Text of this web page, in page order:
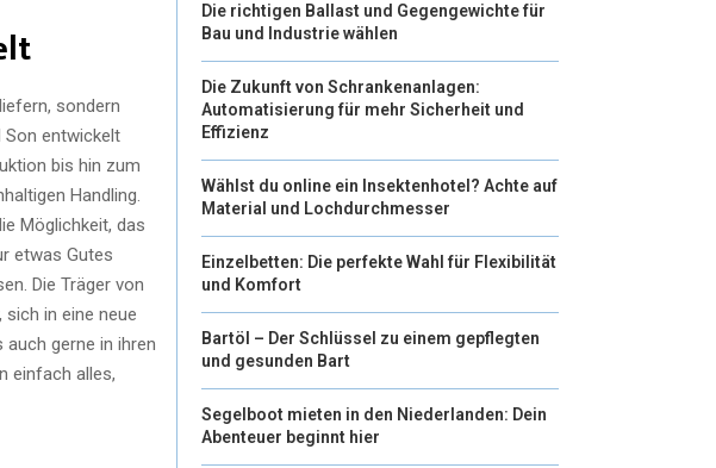
sondern
Son entwickelt
bis hin zum
Handling.
Möglichkeit, das
etwas Gutes
Die Träger von
in eine neue
gerne in ihren
einfach alles,
Die richtigen Ballast und Gegengewichte für
Bau und Industrie wählen
Die Zukunft von Schrankenanlagen:
Automatisierung für mehr Sicherheit und
Effizienz
Wählst du online ein Insektenhotel? Achte auf
Material und Lochdurchmesser
Einzelbetten: Die perfekte Wahl für Flexibilität
und Komfort
Bartöl – Der Schlüssel zu einem gepflegten
und gesunden Bart
Segelboot mieten in den Niederlanden: Dein
Abenteuer beginnt hier